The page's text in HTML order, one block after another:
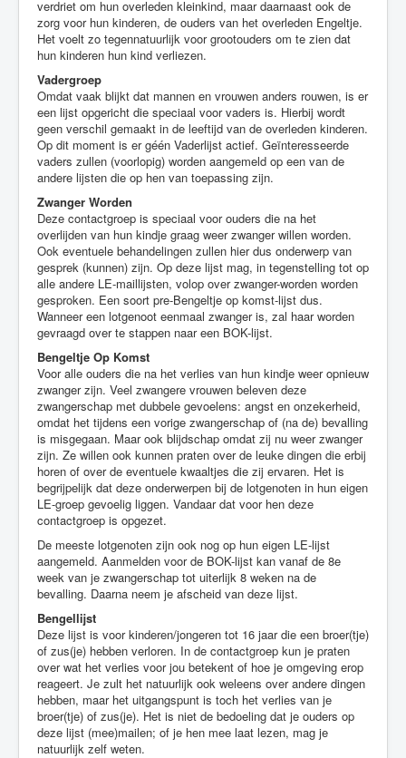
verdriet om hun overleden kleinkind, maar daarnaast ook de
zorg voor hun kinderen, de ouders van het overleden Engeltje.
Het voelt zo tegennatuurlijk voor grootouders om te zien dat
hun kinderen hun kind verliezen.
Vadergroep
Omdat vaak blijkt dat mannen en vrouwen anders rouwen, is er
een lijst opgericht die speciaal voor vaders is. Hierbij wordt
geen verschil gemaakt in de leeftijd van de overleden kinderen.
Op dit moment is er géén Vaderlijst actief. Geïnteresseerde
vaders zullen (voorlopig) worden aangemeld op een van de
andere lijsten die op hen van toepassing zijn.
Zwanger Worden
Deze contactgroep is speciaal voor ouders die na het
overlijden van hun kindje graag weer zwanger willen worden.
Ook eventuele behandelingen zullen hier dus onderwerp van
gesprek (kunnen) zijn. Op deze lijst mag, in tegenstelling tot op
alle andere LE-maillijsten, volop over zwanger-worden worden
gesproken. Een soort pre-Bengeltje op komst-lijst dus.
Wanneer een lotgenoot eenmaal zwanger is, zal haar worden
gevraagd over te stappen naar een BOK-lijst.
Bengeltje Op Komst
Voor alle ouders die na het verlies van hun kindje weer opnieuw
zwanger zijn. Veel zwangere vrouwen beleven deze
zwangerschap met dubbele gevoelens: angst en onzekerheid,
omdat het tijdens een vorige zwangerschap of (na de) bevalling
is misgegaan. Maar ook blijdschap omdat zij nu weer zwanger
zijn. Ze willen ook kunnen praten over de leuke dingen die erbij
horen of over de eventuele kwaaltjes die zij ervaren. Het is
begrijpelijk dat deze onderwerpen bij de lotgenoten in hun eigen
LE-groep gevoelig liggen. Vandaar dat voor hen deze
contactgroep is opgezet.
De meeste lotgenoten zijn ook nog op hun eigen LE-lijst
aangemeld. Aanmelden voor de BOK-lijst kan vanaf de 8e
week van je zwangerschap tot uiterlijk 8 weken na de
bevalling. Daarna neem je afscheid van deze lijst.
Bengellijst
Deze lijst is voor kinderen/jongeren tot 16 jaar die een broer(tje)
of zus(je) hebben verloren. In de contactgroep kun je praten
over wat het verlies voor jou betekent of hoe je omgeving erop
reageert. Je zult het natuurlijk ook weleens over andere dingen
hebben, maar het uitgangspunt is toch het verlies van je
broer(tje) of zus(je). Het is niet de bedoeling dat je ouders op
deze lijst (mee)mailen; of je hen mee laat lezen, mag je
natuurlijk zelf weten.